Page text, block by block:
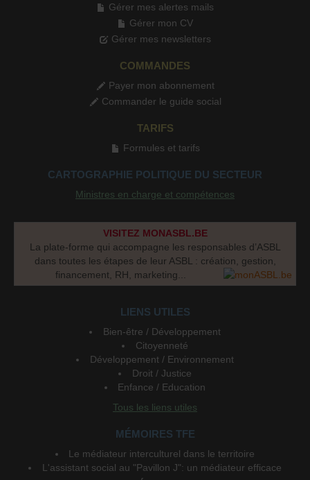
Gérer mes alertes mails
Gérer mon CV
Gérer mes newsletters
COMMANDES
Payer mon abonnement
Commander le guide social
TARIFS
Formules et tarifs
CARTOGRAPHIE POLITIQUE DU SECTEUR
Ministres en charge et compétences
VISITEZ MONASBL.BE
La plate-forme qui accompagne les responsables d’ASBL
dans toutes les étapes de leur ASBL : création, gestion,
financement, RH, marketing...
LIENS UTILES
Bien-être / Développement
Citoyenneté
Développement / Environnement
Droit / Justice
Enfance / Education
Tous les liens utiles
MÉMOIRES TFE
Le médiateur interculturel dans le territoire
L'assistant social au "Pavillon J": un médiateur efficace